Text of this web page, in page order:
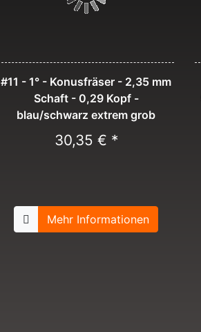
#11 - 1° - Konusfräser - 2,35 mm
Schaft - 0,29 Kopf -
blau/schwarz extrem grob
30,35 € *
Mehr Informationen